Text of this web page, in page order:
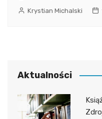
Krystian Michalski
Aktualności